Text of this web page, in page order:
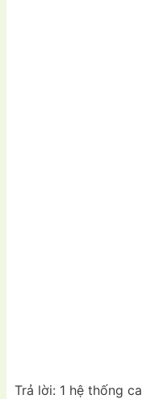
Trả lời: 1 hệ thống